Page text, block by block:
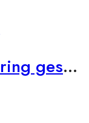
585er Weißgold Spannring geschwungen mit Diamant 0,05 ct.